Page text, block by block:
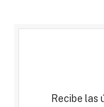
Recibe las